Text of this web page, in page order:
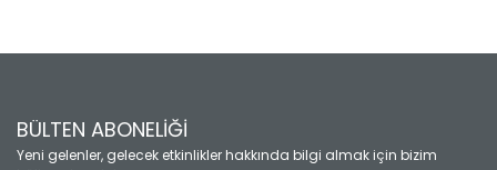
BÜLTEN ABONELİĞİ
Yeni gelenler, gelecek etkinlikler hakkında bilgi almak için bizim